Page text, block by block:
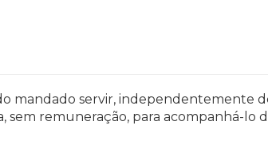
mandado servir, independentemente
sem remuneração, para acompanhá-lo